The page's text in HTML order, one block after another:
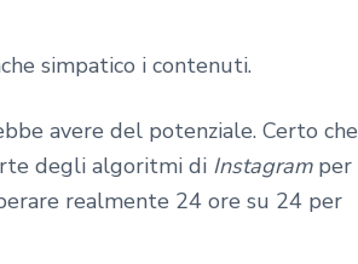
simpatico i contenuti.
avere del potenziale. Certo che
degli algoritmi di Instagramper
realmente 24 ore su 24 per